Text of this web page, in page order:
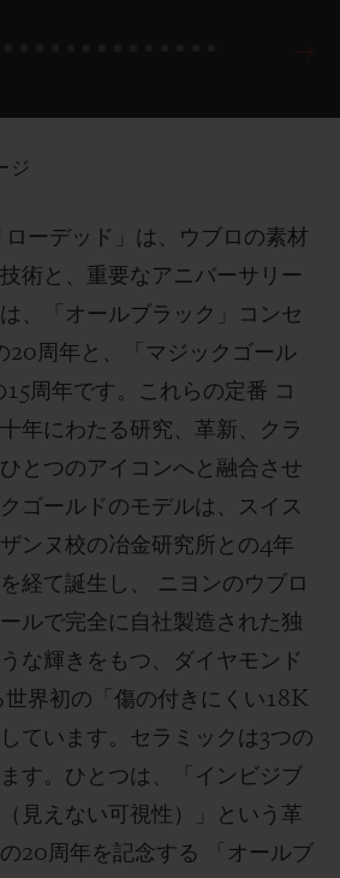
ジ
ローデッド」は、ウブロの素材
術と、重要なアニバーサリー
、「オールブラック」コンセ
20周年と、「マジックゴール
15周年です。これらの定番 コ
年にわたる研究、革新、クラ
とつのアイコンへと融合させ
ゴールドのモデルは、スイス
ンヌ校の冶金研究所との4年
経て誕生し、 ニヨンのウブロ
ルで完全に自社製造された独
な輝きをもつ、ダイヤモンド
世界初の「傷の付きにくい18K
ています。セラミックは3つの
す。ひとつは、「インビジブ
見えない可視性）」という革
20周年を記念する 「オールブ